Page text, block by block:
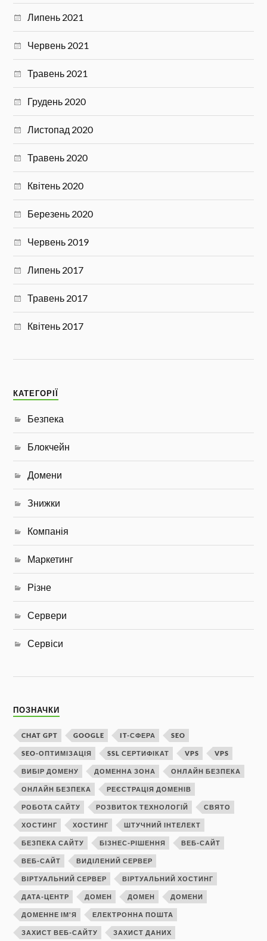
Липень 2021
Червень 2021
Травень 2021
Грудень 2020
Листопад 2020
Травень 2020
Квітень 2020
Березень 2020
Червень 2019
Липень 2017
Травень 2017
Квітень 2017
КАТЕГОРІЇ
Безпека
Блокчейн
Домени
Знижки
Компанія
Маркетинг
Різне
Сервери
Сервіси
ПОЗНАЧКИ
CHAT GPT GOOGLE IT-СФЕРА SEO
SEO-ОПТИМІЗАЦІЯ SSL СЕРТИФІКАТ VPS VPS
ВИБІР ДОМЕНУ ДОМЕННА ЗОНА ОНЛАЙН БЕЗПЕКА
ОНЛАЙН БЕЗПЕКА РЕЄСТРАЦІЯ ДОМЕНІВ
РОБОТА САЙТУ РОЗВИТОК ТЕХНОЛОГІЙ СВЯТО
ХОСТИНГ ХОСТИНГ ШТУЧНИЙ ІНТЕЛЕКТ
БЕЗПЕКА САЙТУ БІЗНЕС-РІШЕННЯ ВЕБ-САЙТ
ВЕБ-САЙТ ВИДІЛЕНИЙ СЕРВЕР
ВІРТУАЛЬНИЙ СЕРВЕР ВІРТУАЛЬНИЙ ХОСТИНГ
ДАТА-ЦЕНТР ДОМЕН ДОМЕН ДОМЕНИ
ДОМЕННЕ ІМ'Я ЕЛЕКТРОННА ПОШТА
ЗАХИСТ ВЕБ-САЙТУ ЗАХИСТ ДАНИХ